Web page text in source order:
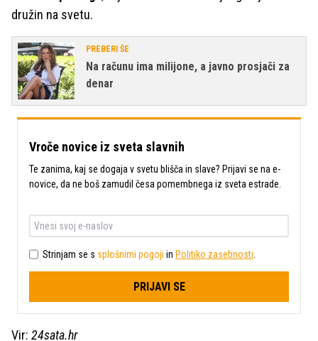
družin na svetu.
PREBERI ŠE
Na računu ima milijone, a javno prosjači za
denar
Vroče novice iz sveta slavnih
Te zanima, kaj se dogaja v svetu blišča in slave? Prijavi se na e-
novice, da ne boš zamudil česa pomembnega iz sveta estrade.
Strinjam se s splošnimi pogoji in Politiko zasebnosti
PRIJAVI SE
Vir: 24sata.hr